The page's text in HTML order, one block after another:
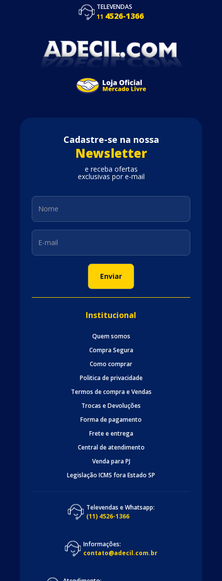
TELEVENDAS
11 4526-1366
Cadastre-se na nossa
Newsletter
e receba ofertas
exclusivas por e-mail
Institucional
Quem somos
Compra Segura
Como comprar
Politica de privacidade
Termos de compra e Vendas
Trocas e Devoluções
Forma de pagamento
Frete e entrega
Central de atendimento
Venda para PJ
Legislação ICMS fora Estado SP
Televendas e Whatsapp:
(11) 4526-1366
Informações:
contato@adecil.com.br